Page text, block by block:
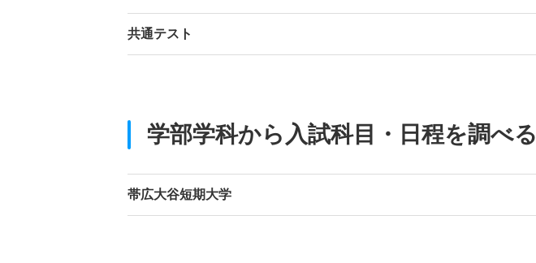
共通テスト
学部学科から入試科目・日程を調べる
帯広大谷短期大学